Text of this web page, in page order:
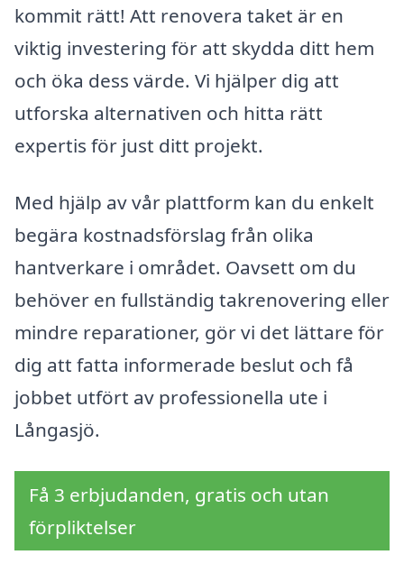
kommit rätt! Att renovera taket är en
viktig investering för att skydda ditt hem
och öka dess värde. Vi hjälper dig att
utforska alternativen och hitta rätt
expertis för just ditt projekt.
Med hjälp av vår plattform kan du enkelt
begära kostnadsförslag från olika
hantverkare i området. Oavsett om du
behöver en fullständig takrenovering eller
mindre reparationer, gör vi det lättare för
dig att fatta informerade beslut och få
jobbet utfört av professionella ute i
Långasjö.
Få 3 erbjudanden, gratis och utan
förpliktelser